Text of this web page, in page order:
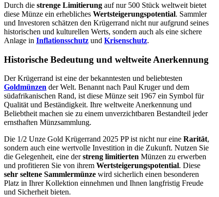
Durch die strenge Limitierung auf nur 500 Stück weltweit bietet
diese Münze ein erhebliches Wertsteigerungspotential. Sammler
und Investoren schätzen den Krügerrand nicht nur aufgrund seines
historischen und kulturellen Werts, sondern auch als eine sichere
Anlage in Inflationsschutz und Krisenschutz.
Historische Bedeutung und weltweite Anerkennung
Der Krügerrand ist eine der bekanntesten und beliebtesten
Goldmünzen der Welt. Benannt nach Paul Kruger und dem
südafrikanischen Rand, ist diese Münze seit 1967 ein Symbol für
Qualität und Beständigkeit. Ihre weltweite Anerkennung und
Beliebtheit machen sie zu einem unverzichtbaren Bestandteil jeder
ernsthaften Münzsammlung.
Die 1/2 Unze Gold Krügerrand 2025 PP ist nicht nur eine Rarität,
sondern auch eine wertvolle Investition in die Zukunft. Nutzen Sie
die Gelegenheit, eine derstreng limitierten Münzen zu erwerben
und profitieren Sie von ihrem Wertsteigerungspotential. Diese
sehr seltene Sammlermünze wird sicherlich einen besonderen
Platz in Ihrer Kollektion einnehmen und Ihnen langfristig Freude
und Sicherheit bieten.